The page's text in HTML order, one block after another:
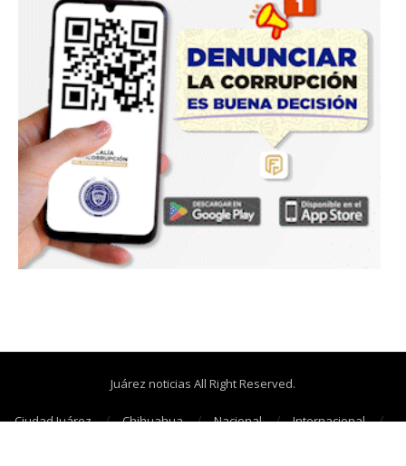
Juárez noticias All Right Reserved.
Ciudad Juárez Chihuahua Nacional
Internacional